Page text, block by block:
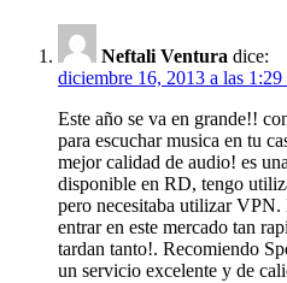
Neftali Ventura dice:
diciembre 16, 2013 a las 1:29
Este año se va en grande!!
para escuchar musica en tu
mejor calidad de audio! es
disponible en RD, tengo
pero necesitaba utilizar VPN.
entrar en este mercado tan
tardan tanto!. Recomiendo
un servicio excelente y de